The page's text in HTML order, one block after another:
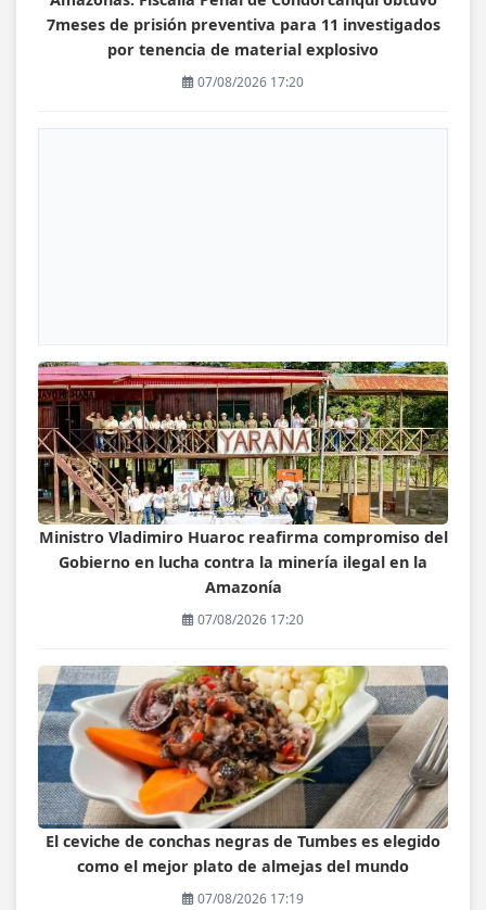
7meses de prisión preventiva para 11 investigados
por tenencia de material explosivo
07/08/2026 17:20
Ministro Vladimiro Huaroc reafirma compromiso del
Gobierno en lucha contra la minería ilegal en la
Amazonía
07/08/2026 17:20
El ceviche de conchas negras de Tumbes es elegido
como el mejor plato de almejas del mundo
07/08/2026 17:19